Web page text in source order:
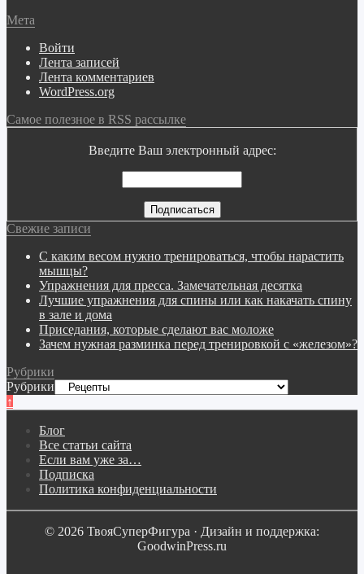
Мета
Войти
Лента записей
Лента комментариев
WordPress.org
Самое полезное в RSS рассылке
Введите Ваш электронный адрес:
Свежие записи
С каким весом нужно тренироваться, чтобы нарастить
мышцы?
Упражнения для пресса. Замечательная десятка
Лучшие упражнения для спины или как накачать спину
в зале и дома
Приседания, которые сделают вас моложе
Зачем нужная разминка перед тренировкой с «железом»?
Рубрики
Рубрики
↑
Блог
Все статьи сайта
Если вам уже за…
Подписка
Политика конфиденциальности
© 2026 ТвояСуперФигура · Дизайн и поддержка:
GoodwinPress.ru